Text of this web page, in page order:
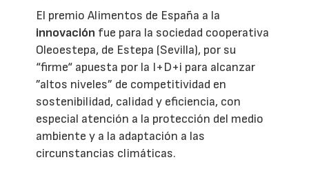
El premio Alimentos de España a la
innovación fue para la sociedad cooperativa
Oleoestepa, de Estepa (Sevilla), por su
“firme“ apuesta por la I+D+i para alcanzar
”altos niveles” de competitividad en
sostenibilidad, calidad y eficiencia, con
especial atención a la protección del medio
ambiente y a la adaptación a las
circunstancias climáticas.